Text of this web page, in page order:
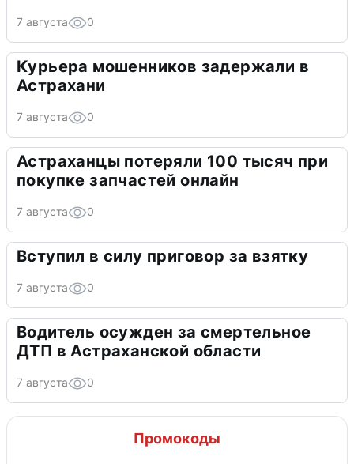
7 августа 0
Курьера мошенников задержали в
Астрахани
7 августа 0
Астраханцы потеряли 100 тысяч при
покупке запчастей онлайн
7 августа 0
Вступил в силу приговор за взятку
7 августа 0
Водитель осужден за смертельное
ДТП в Астраханской области
7 августа 0
Промокоды